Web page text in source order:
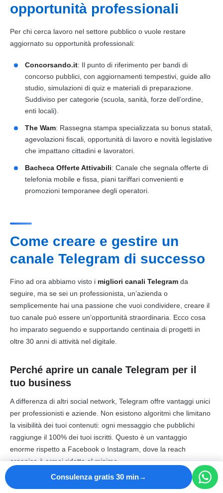
opportunità professionali
Per chi cerca lavoro nel settore pubblico o vuole restare
aggiornato su opportunità professionali:
Concorsando.it: Il punto di riferimento per bandi di
concorso pubblici, con aggiornamenti tempestivi, guide allo
studio, simulazioni di quiz e materiali di preparazione.
Suddiviso per categorie (scuola, sanità, forze dell’ordine,
enti locali).
The Wam: Rassegna stampa specializzata su bonus statali,
agevolazioni fiscali, opportunità di lavoro e novità legislative
che impattano cittadini e lavoratori.
Bacheca Offerte Attivabili: Canale che segnala offerte di
telefonia mobile e fissa, piani tariffari convenienti e
promozioni temporanee degli operatori.
Come creare e gestire un
canale Telegram di successo
Fino ad ora abbiamo visto i migliori canali Telegram da
seguire, ma se sei un professionista, un’azienda o
semplicemente hai una passione che vuoi condividere, creare il
tuo canale può essere un’opportunità straordinaria. Ecco cosa
ho imparato seguendo e supportando centinaia di progetti in
oltre 30 anni di attività nel digitale.
Perché aprire un canale Telegram per il
tuo business
A differenza di altri social network, Telegram offre vantaggi unici
per professionisti e aziende. Non esistono algoritmi che limitano
la visibilità dei tuoi contenuti: ogni messaggio che pubblichi
raggiunge il 100% dei tuoi iscritti. Questo è un vantaggio
enorme rispetto a Facebook o Instagram, dove la reach
organica è ormai ridotta al minimo.
Inoltre, Telegram permette di creare rapporti diretti e non
Consulenza gratis 30 min